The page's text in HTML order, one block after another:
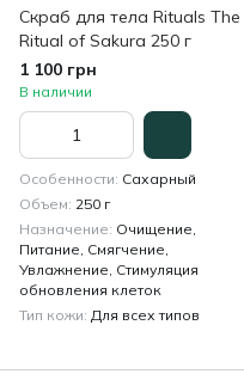
Скраб для тела Rituals The
Ritual of Sakura 250 г
1 100 грн
В наличии
Особенности Сахарный
Объем 250 г
Назначение Очищение,
Питание, Смягчение,
Увлажнение, Стимуляция
обновления клеток
Тип кожи Для всех типов